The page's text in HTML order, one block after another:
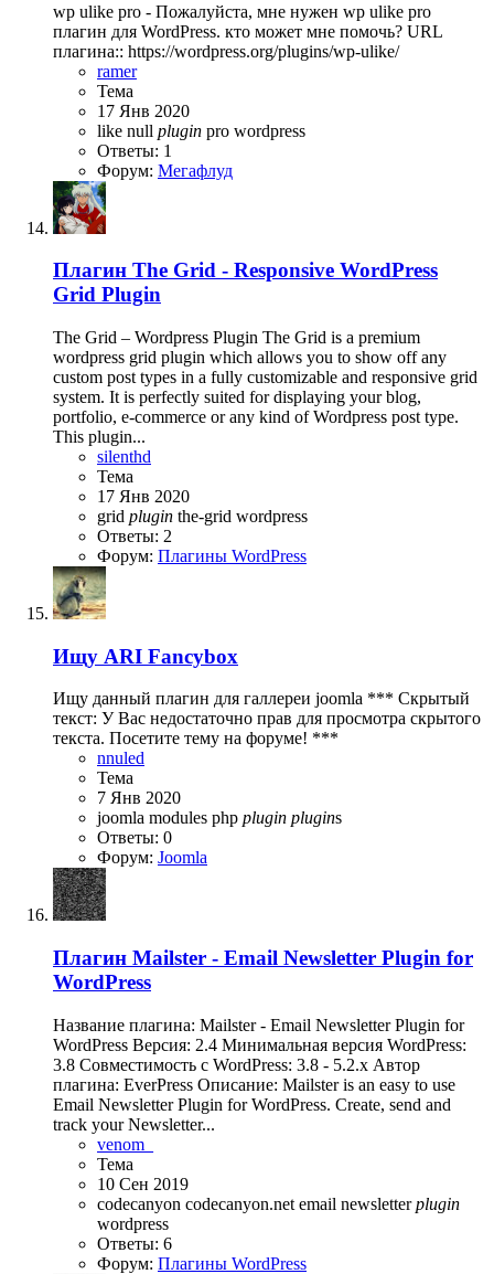
wp ulike pro - Пожалуйста, мне нужен wp ulike pro
плагин для WordPress. кто может мне помочь? URL
плагина:: https://wordpress.org/plugins/wp-ulike/
ramer
Тема
17 Янв 2020
like null plugin pro wordpress
Ответы: 1
Форум: Мегафлуд
Плагин The Grid - Responsive WordPress
Grid Plugin
The Grid – Wordpress Plugin The Grid is a premium
wordpress grid plugin which allows you to show off any
custom post types in a fully customizable and responsive grid
system. It is perfectly suited for displaying your blog,
portfolio, e-commerce or any kind of Wordpress post type.
This plugin...
silenthd
Тема
17 Янв 2020
grid plugin the-grid wordpress
Ответы: 2
Форум: Плагины WordPress
Ищу ARI Fancybox
Ищу данный плагин для галлереи joomla *** Скрытый
текст: У Вас недостаточно прав для просмотра скрытого
текста. Посетите тему на форуме! ***
nnuled
Тема
7 Янв 2020
joomla modules php plugin plugins
Ответы: 0
Форум: Joomla
Плагин Mailster - Email Newsletter Plugin for
WordPress
Название плагина: Mailster - Email Newsletter Plugin for
WordPress Версия: 2.4 Минимальная версия WordPress:
3.8 Совместимость с WordPress: 3.8 - 5.2.x Автор
плагина: EverPress Описание: Mailster is an easy to use
Email Newsletter Plugin for WordPress. Create, send and
track your Newsletter...
venom_
Тема
10 Сен 2019
codecanyon codecanyon.net email newsletterplugin
wordpress
Ответы: 6
Форум: Плагины WordPress